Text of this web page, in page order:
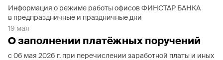
Информация о режиме работы офисов ФИНСТАР БАНКА
в предпраздничные и праздничные дни
19 мая
О заполнении платёжных поручений
с 06 мая 2026 г. при перечислении заработной платы и иных